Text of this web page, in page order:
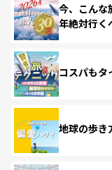
今、こんな
年絶対行く
コスパもタ
地球の歩